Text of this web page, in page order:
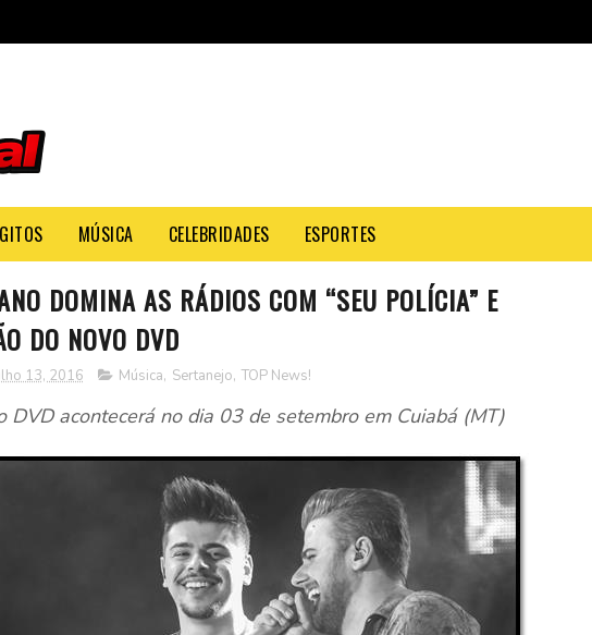
MÚSICA CELEBRIDADES ESPORTES
DOMINA AS RÁDIOS COM “SEU POLÍCIA” E
DO NOVO DVD
13, 2016 Música, Sertanejo, TOP News!
DVD acontecerá no dia 03 de setembro em Cuiabá (MT)